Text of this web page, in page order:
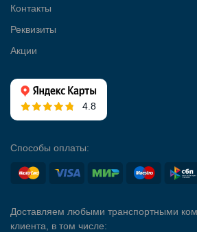
Контакты
Реквизиты
Акции
4.8
Способы оплаты:
Доставляем любыми транспортными
клиента, в том числе: